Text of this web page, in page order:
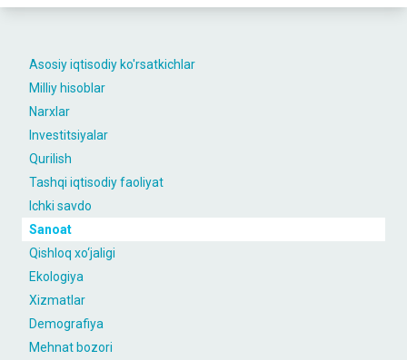
Asosiy iqtisodiy ko'rsatkichlar
Milliy hisoblar
Narxlar
Investitsiyalar
Qurilish
Tashqi iqtisodiy faoliyat
Ichki savdo
Sanoat
Qishloq xo‘jaligi
Ekologiya
Xizmatlar
Demografiya
Mehnat bozori